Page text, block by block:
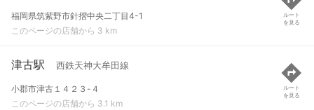
福岡県筑紫野市針摺中央二丁目4-1
このページの店舗から 3 km
ルート
を見る
津古駅 西鉄天神大牟田線
小郡市津古１４２３-４
このページの店舗から 3.1 km
ルート
を見る